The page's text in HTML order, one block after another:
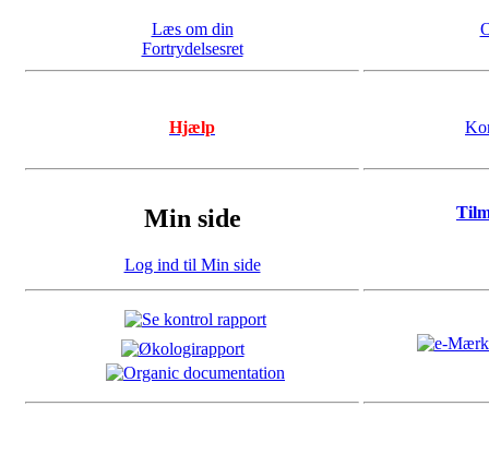
Læs om din
Fortrydelsesret
Hjælp
Min side
Log ind til Min side